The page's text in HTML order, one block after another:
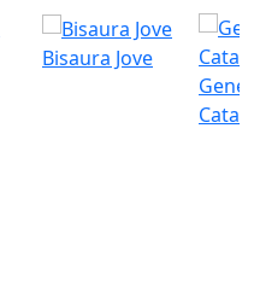
Bisaura Jove